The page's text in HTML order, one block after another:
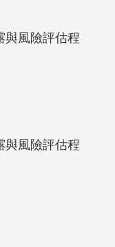
與風險評估程
與風險評估程